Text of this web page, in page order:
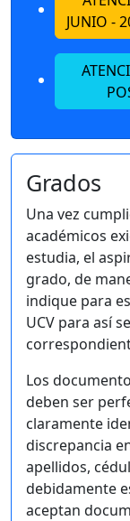
JUNIO -
Grados
Una vez
académicos
estudia, el
grado, de
indique para
UCV para así
Los
deben ser
claramente
discrepancia
apellidos,
debidamente
aceptan